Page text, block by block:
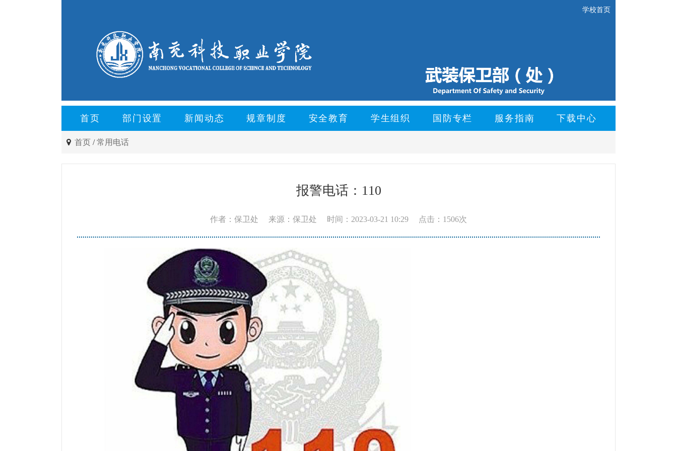
学校首页
首页 部门设置 新闻动态 规章制度 安全教育 学生组织 国防专栏 服务指南 下载中心
首页 /常用电话
报警电话：110
作者：保卫处 来源：保卫处 时间：2023-03-21 10:29 点击：1506次